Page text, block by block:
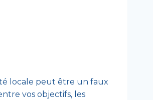
locale peut être un faux
vos objectifs, les